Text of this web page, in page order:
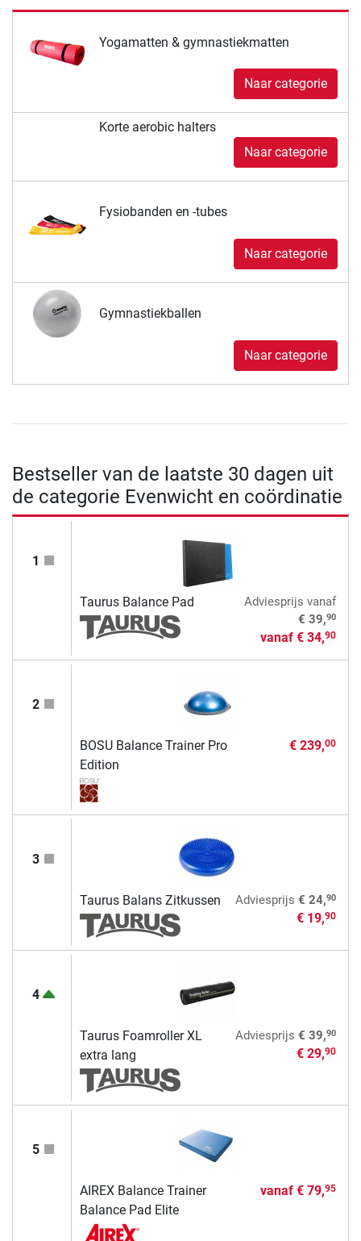
Yogamatten & gymnastiekmatten
Naar categorie
Korte aerobic halters
Naar categorie
Fysiobanden en -tubes
Naar categorie
Gymnastiekballen
Naar categorie
Bestseller van de laatste 30 dagen uit
de categorie Evenwicht en coördinatie
1
Taurus Balance Pad Adviesprijs vanaf
€ 39,90
vanaf € 34,90
2
BOSU Balance Trainer Pro
Edition
€ 239,00
3
Taurus Balans Zitkussen Adviesprijs € 24,90
€ 19,90
4
Taurus Foamroller XL
extra lang
Adviesprijs € 39,90
€ 29,90
5
AIREX Balance Trainer
Balance Pad Elite
vanaf € 79,95